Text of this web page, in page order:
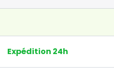
Expédition 24h